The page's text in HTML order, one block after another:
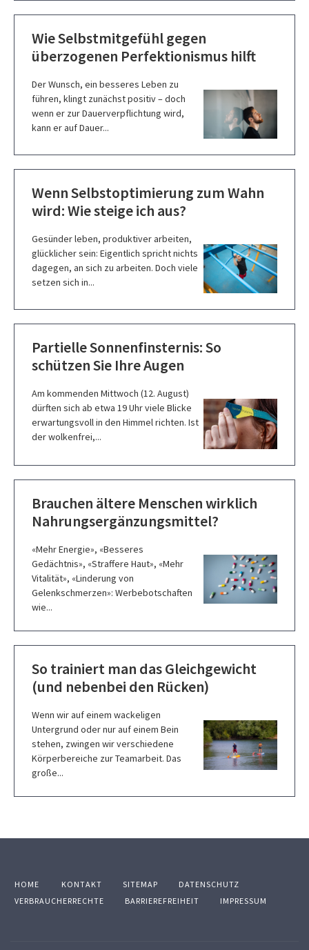
Wie Selbstmitgefühl gegen
überzogenen Perfektionismus hilft
Der Wunsch, ein besseres Leben zu
führen, klingt zunächst positiv – doch
wenn er zur Dauerverpflichtung wird,
kann er auf Dauer...
Wenn Selbstoptimierung zum Wahn
wird: Wie steige ich aus?
Gesünder leben, produktiver arbeiten,
glücklicher sein: Eigentlich spricht nichts
dagegen, an sich zu arbeiten. Doch viele
setzen sich in...
Partielle Sonnenfinsternis: So
schützen Sie Ihre Augen
Am kommenden Mittwoch (12. August)
dürften sich ab etwa 19 Uhr viele Blicke
erwartungsvoll in den Himmel richten. Ist
der wolkenfrei,...
Brauchen ältere Menschen wirklich
Nahrungsergänzungsmittel?
«Mehr Energie», «Besseres
Gedächtnis», «Straffere Haut», «Mehr
Vitalität», «Linderung von
Gelenkschmerzen»: Werbebotschaften
wie...
So trainiert man das Gleichgewicht
(und nebenbei den Rücken)
Wenn wir auf einem wackeligen
Untergrund oder nur auf einem Bein
stehen, zwingen wir verschiedene
Körperbereiche zur Teamarbeit. Das
große...
HOME KONTAKT SITEMAP
DATENSCHUTZ
VERBRAUCHERRECHTE
BARRIEREFREIHEIT IMPRESSUM